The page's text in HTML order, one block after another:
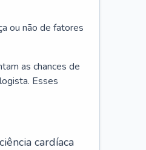
ou não de fatores
as chances de
Esses
cardíaca